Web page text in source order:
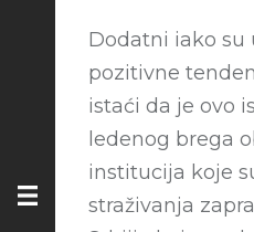
Dodatni iako su
pozitivne
istaći da je ovo
ledenog brega
institucija koje
straživanja